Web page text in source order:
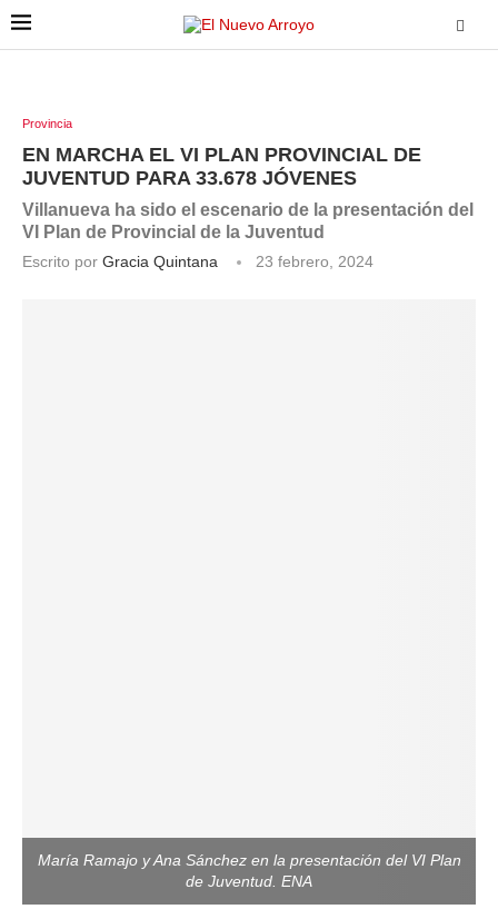
Provincia
EN MARCHA EL VI PLAN PROVINCIAL DE
JUVENTUD PARA 33.678 JÓVENES
Villanueva ha sido el escenario de la presentación del
VI Plan de Provincial de la Juventud
Escrito por Gracia Quintana 23 febrero, 2024
María Ramajo y Ana Sánchez en la presentación del VI Plan
de Juventud. ENA